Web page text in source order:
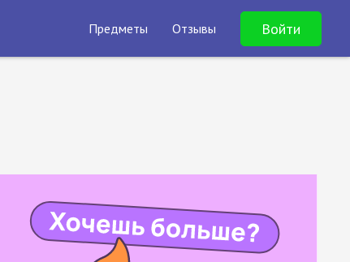
Предметы Отзывы Войти